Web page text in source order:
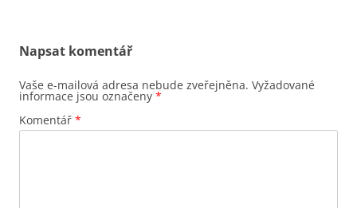
Napsat komentář
Vaše e-mailová adresa nebude zveřejněna. Vyžadované
informace jsou označeny *
Komentář *